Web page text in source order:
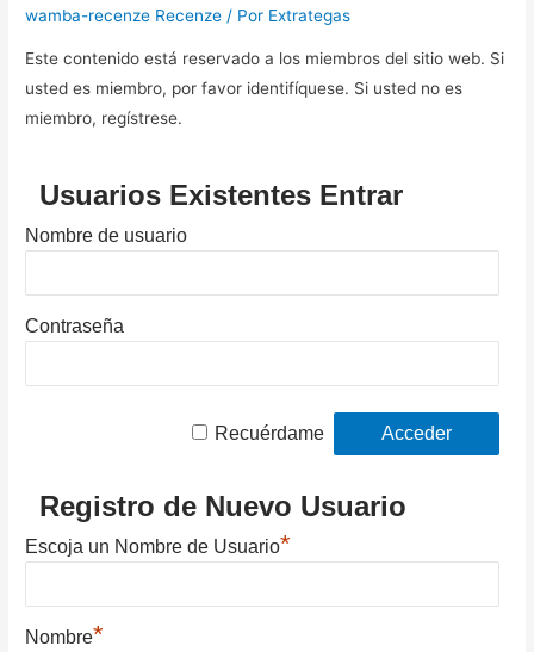
wamba-recenze Recenze / Por Extrategas
Este contenido está reservado a los miembros del sitio web. Si
usted es miembro, por favor identifíquese. Si usted no es
miembro, regístrese.
Usuarios Existentes Entrar
Nombre de usuario
Contraseña
Recuérdame
Registro de Nuevo Usuario
Escoja un Nombre de Usuario*
Nombre*